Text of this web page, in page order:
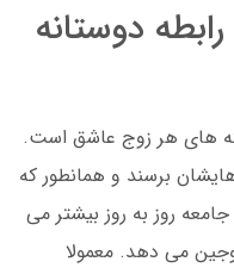
دوستانه
های هر زوج عاشق است.
برسند و همانطور که
روز به روز بیشتر می
می دهد. معمولا